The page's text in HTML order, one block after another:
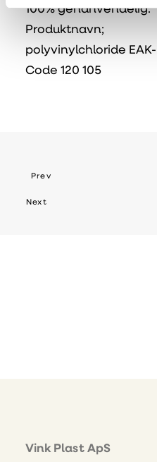
100% genanvendelig.
Produktnavn;
polyvinylchloride EAK-
Code 120 105
Prev
Next
Vink Plast ApS